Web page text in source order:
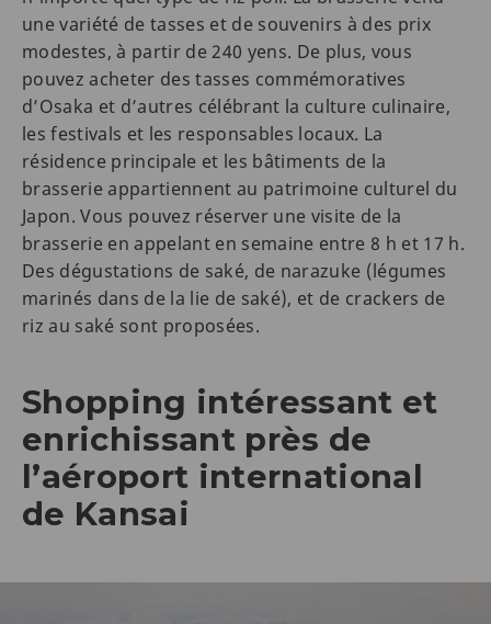
une variété de tasses et de souvenirs à des prix
modestes, à partir de 240 yens. De plus, vous
pouvez acheter des tasses commémoratives
d’Osaka et d’autres célébrant la culture culinaire,
les festivals et les responsables locaux. La
résidence principale et les bâtiments de la
brasserie appartiennent au patrimoine culturel du
Japon. Vous pouvez réserver une visite de la
brasserie en appelant en semaine entre 8 h et 17 h.
Des dégustations de saké, de narazuke (légumes
marinés dans de la lie de saké), et de crackers de
riz au saké sont proposées.
Shopping intéressant et
enrichissant près de
l’aéroport international
de Kansai